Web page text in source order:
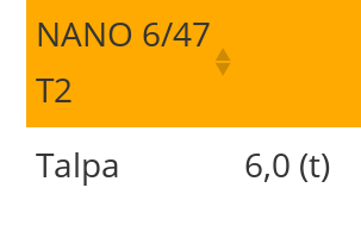
NANO 6/47
T2
Talpa
6,0 (t)